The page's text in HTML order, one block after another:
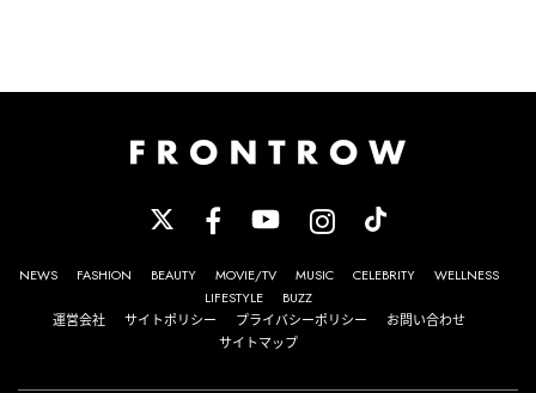
NEWS FASHION BEAUTY MOVIE/TV MUSIC CELEBRITY
WELLNESS
LIFESTYLE
BUZZ
運営会社
サイトポリシー プライバシーポリシー
お問い合わせ
サイトマップ